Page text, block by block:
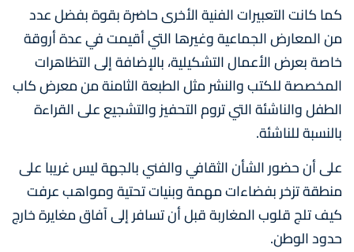
كما كانت التعبيرات الفنية الأخرى حاضرة بقوة بفضل عدد
من المعارض الجماعية وغيرها التي أقيمت في عدة أروقة
خاصة بعرض الأعمال التشكيلية، بالإضافة إلى التظاهرات
المخصصة للكتب والنشر مثل الطبعة الثامنة من معرض كاب
الطفل والناشئة التي تروم التحفيز والتشجيع على القراءة
بالنسبة للناشئة.
على أن حضور الشأن الثقافي والفني بالجهة ليس غريبا على
منطقة تزخر بفضاءات مهمة وبنيات تحتية ومواهب عرفت
كيف تلج قلوب المغاربة قبل أن تسافر إلى آفاق مغايرة خارج
حدود الوطن.